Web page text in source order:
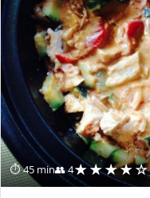
⏱ 45 min👥 4★★★★☆